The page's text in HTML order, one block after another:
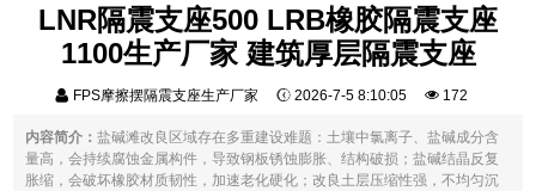
LNR隔震支座500 LRB橡胶隔震支座
1100生产厂家 建筑厚层隔震支座
FPS摩擦摆隔震支座生产厂家 2026-7-5 8:10:05 172
内容简介：盐碱滩改良区域存在多重建设难题：土壤中氯离子、盐碱成分含
量高，会持续腐蚀金属构件，导致钢板锈蚀膨胀、结构破损；盐碱结晶反复
胀缩，会破坏橡胶材质韧性，加速老化硬化；改良土层压缩性强，不均匀沉